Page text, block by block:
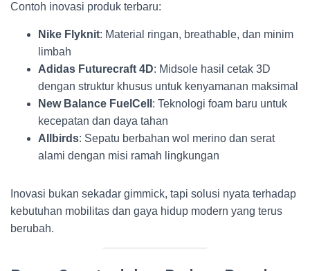
Contoh inovasi produk terbaru:
Nike Flyknit: Material ringan, breathable, dan minim
limbah
Adidas Futurecraft 4D: Midsole hasil cetak 3D
dengan struktur khusus untuk kenyamanan maksimal
New Balance FuelCell : Teknologi foam baru untuk
kecepatan dan daya tahan
Allbirds: Sepatu berbahan wol merino dan serat
alami dengan misi ramah lingkungan
Inovasi bukan sekadar gimmick, tapi solusi nyata terhadap
kebutuhan mobilitas dan gaya hidup modern yang terus
berubah.